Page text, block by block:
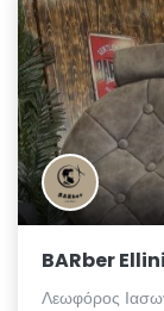
BARber
Λεωφόρος